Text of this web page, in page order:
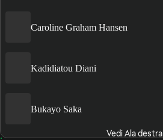
Caroline Graham Hansen
Kadidiatou Diani
Bukayo Saka
Vedi Ala destra